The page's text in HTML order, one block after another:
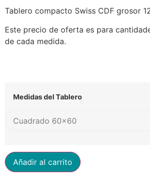
Tablero compacto Swiss CDF grosor
Este precio de oferta es para
de cada medida.
Medidas del Tablero
Añadir al carrito